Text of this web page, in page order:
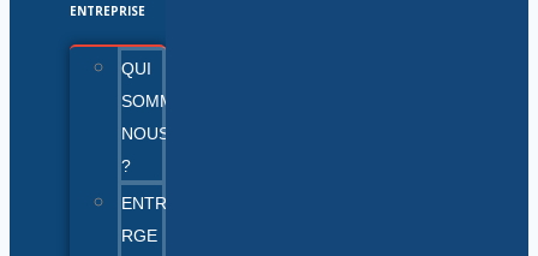
ENTREPRISE
QUI
SOMMES-
NOUS
?
ENTREPRISE
RGE